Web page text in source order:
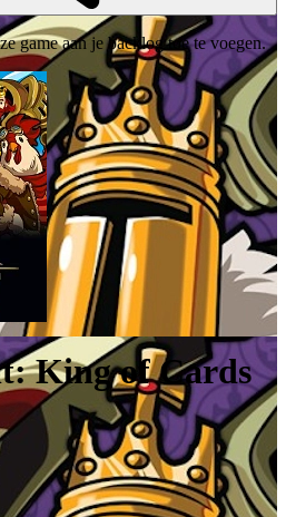
game aan je backlog toe te voegen.
King of Cards